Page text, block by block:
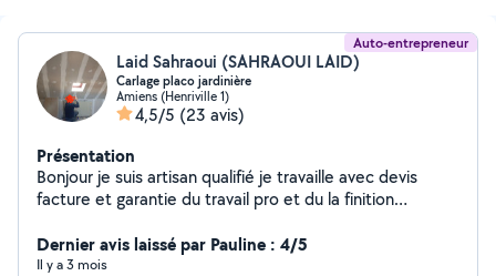
Auto-entrepreneur
Laid Sahraoui (SAHRAOUI LAID)
Carlage placo jardinière
Amiens (Henriville 1)
4,5/5 (23 avis)
Présentation
Bonjour je suis artisan qualifié je travaille avec devis
facture et garantie du travail pro et du la finition
Dernier avis laissé par Pauline : 4/5
Il y a 3 mois